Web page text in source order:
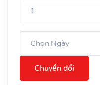
Chuyển đổi